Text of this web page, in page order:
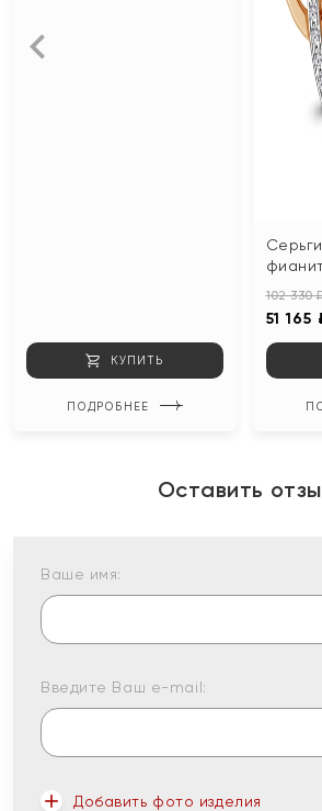
КУПИТЬ
ПОДРОБНЕЕ
102 330
51 165
Оставить
Ваше имя:
Введите Ваш e-mail:
Добавить фото изделия